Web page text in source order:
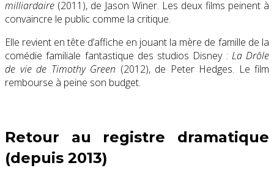
milliardaire (2011), de Jason Winer. Les deux films peinent à
convaincre le public comme la critique.
Elle revient en tête d’affiche en jouant la mère de famille de la
comédie familiale fantastique des studios Disney : La Drôle
de vie de Timothy Green (2012), de Peter Hedges. Le film
rembourse à peine son budget.
Retour au registre dramatique
(depuis 2013)